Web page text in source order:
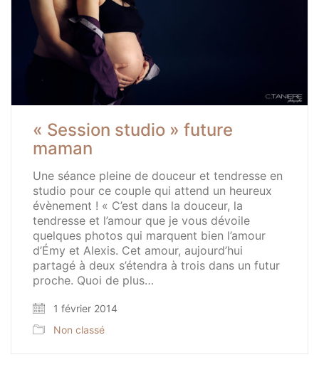
« Session studio » future
maman
Une séance pleine de douceur et tendresse en
studio pour ce couple qui attend un heureux
évènement ! « C’est dans la douceur, la
tendresse et l’amour que je vous dévoile
quelques photos qui marquent bien l’amour
d’Émy et Alexis. Cet amour, aujourd’hui
partagé à deux s’étendra à trois dans un futur
proche. Quoi de plus…
1 février 2014
Non classé